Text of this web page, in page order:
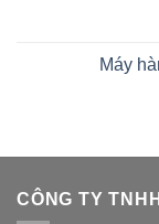
Máy
CÔNG TY